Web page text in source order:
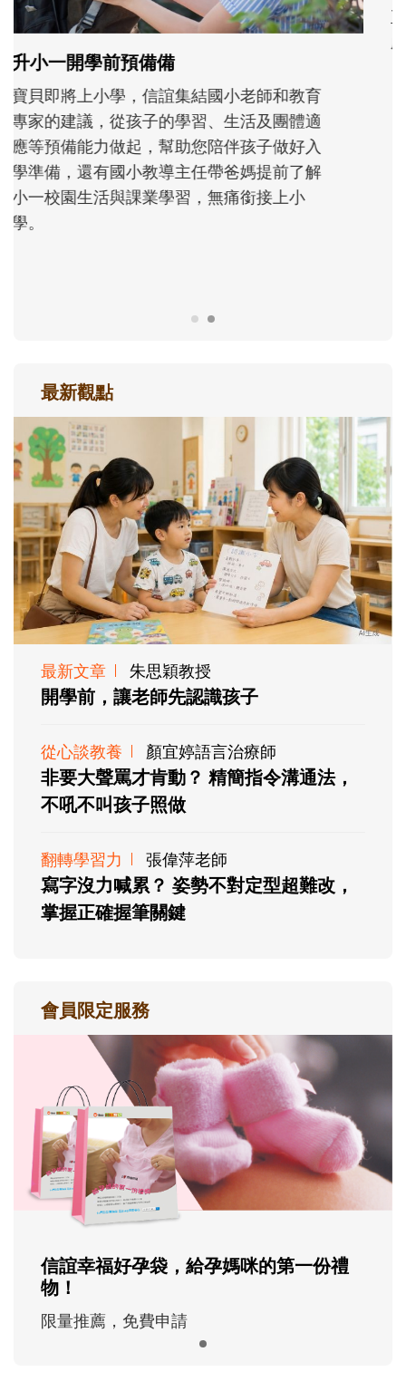
和孩子一起長大的那個男人│讀懂父親的
不同模樣
沒有人天生就擅長當爸爸！男人總是在一次
次「前所未有」的體驗中，跟著孩子一起長
大。從給予安全感的肢體遊戲，到獨立自
主、角色認同及解決問題的能力養成。爸爸
最新觀點
最新文章 朱思穎教授
開學前，讓老師先認識孩子
從心談教養 顏宜婷語言治療師
非要大聲罵才肯動？ 精簡指令溝通法，
不吼不叫孩子照做
翻轉學習力 張偉萍老師
寫字沒力喊累？ 姿勢不對定型超難改，
掌握正確握筆關鍵
會員限定服務
信誼幸福好孕袋，給孕媽咪的第一份禮
物！
限量推薦，免費申請